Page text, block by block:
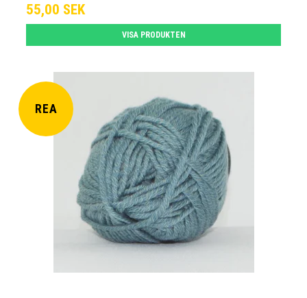
55,00 SEK
VISA PRODUKTEN
REA